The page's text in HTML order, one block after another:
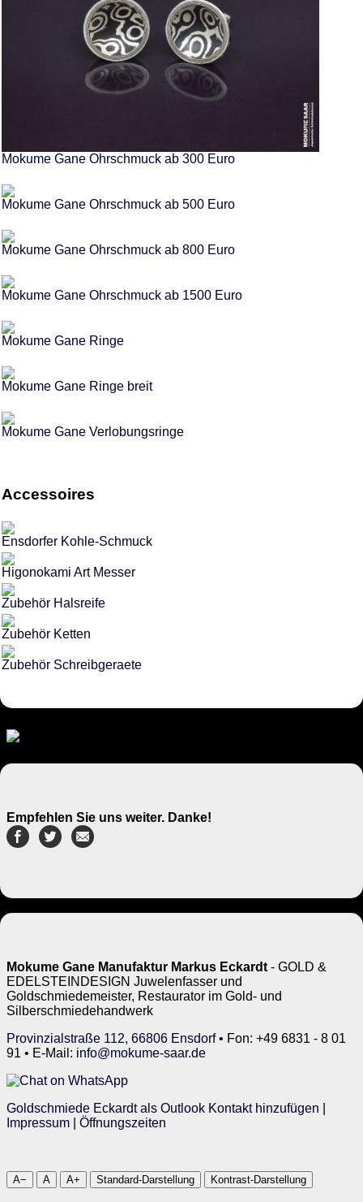
Mokume Gane Ohrschmuck ab 300 Euro
Mokume Gane Ohrschmuck ab 500 Euro
Mokume Gane Ohrschmuck ab 800 Euro
Mokume Gane Ohrschmuck ab 1500 Euro
Mokume Gane Ringe
Mokume Gane Ringe breit
Mokume Gane Verlobungsringe
Accessoires
Ensdorfer Kohle-Schmuck
Higonokami Art Messer
Zubehör Halsreife
Zubehör Ketten
Zubehör Schreibgeraete
Empfehlen Sie uns weiter. Danke!
Mokume Gane Manufaktur Markus Eckardt - GOLD &
EDELSTEINDESIGN Juwelenfasser und
Goldschmiedemeister, Restaurator im Gold- und
Silberschmiedehandwerk
Provinzialstraße 112, 66806 Ensdorf• Fon: +49 6831 - 8 01
91 • E-Mail: info@mokume-saar.de
Goldschmiede Eckardt als Outlook Kontakt hinzufügen
Impressum
Öffnungszeiten
A− A A+ Standard-Darstellung Kontrast-Darstellung